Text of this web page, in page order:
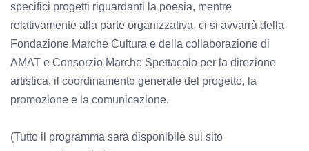
specifici progetti riguardanti la poesia, mentre
relativamente alla parte organizzativa, ci si avvarrà della
Fondazione Marche Cultura e della collaborazione di
AMAT e Consorzio Marche Spettacolo per la direzione
artistica, il coordinamento generale del progetto, la
promozione e la comunicazione.
(Tutto il programma sarà disponibile sul sito